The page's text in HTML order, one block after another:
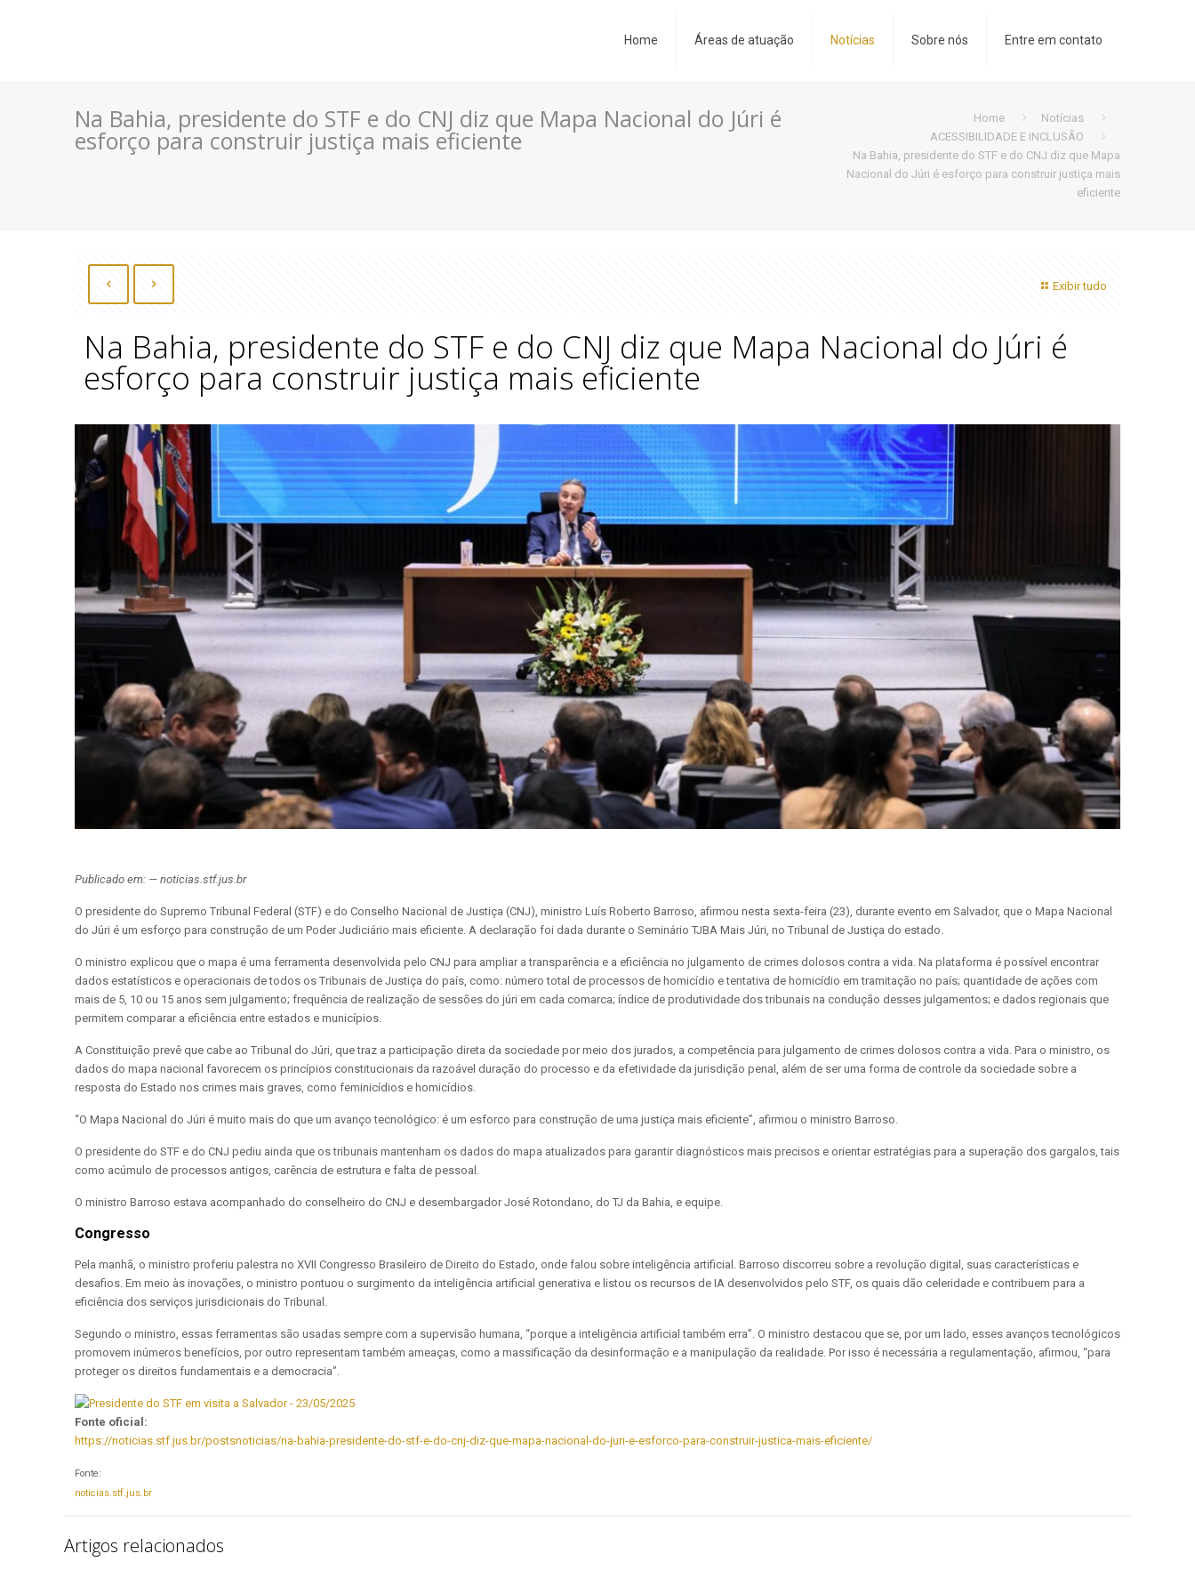
Home Áreas de atuação Notícias Sobre nós Entre em contato
Na Bahia, presidente do STF e do CNJ diz que Mapa Nacional do Júri é
esforço para construir justiça mais eficiente
Home
Notícias
ACESSIBILIDADE E INCLUSÃO
Na Bahia, presidente do STF e do CNJ diz que Mapa
Nacional do Júri é esforço para construir justiça mais
eficiente
Exibir tudo
Na Bahia, presidente do STF e do CNJ diz que Mapa Nacional do Júri é
esforço para construir justiça mais eficiente
Publicado em: — noticias.stf.jus.br
O presidente do Supremo Tribunal Federal (STF) e do Conselho Nacional de Justiça (CNJ), ministro Luís Roberto Barroso, afirmou nesta sexta-feira (23), durante evento em Salvador, que o Mapa Nacional
do Júri é um esforço para construção de um Poder Judiciário mais eficiente. A declaração foi dada durante o Seminário TJBA Mais Júri, no Tribunal de Justiça do estado.
O ministro explicou que o mapa é uma ferramenta desenvolvida pelo CNJ para ampliar a transparência e a eficiência no julgamento de crimes dolosos contra a vida. Na plataforma é possível encontrar
dados estatísticos e operacionais de todos os Tribunais de Justiça do país, como: número total de processos de homicídio e tentativa de homicídio em tramitação no país; quantidade de ações com
mais de 5, 10 ou 15 anos sem julgamento; frequência de realização de sessões do júri em cada comarca; índice de produtividade dos tribunais na condução desses julgamentos; e dados regionais que
permitem comparar a eficiência entre estados e municípios.
A Constituição prevê que cabe ao Tribunal do Júri, que traz a participação direta da sociedade por meio dos jurados, a competência para julgamento de crimes dolosos contra a vida. Para o ministro, os
dados do mapa nacional favorecem os princípios constitucionais da razoável duração do processo e da efetividade da jurisdição penal, além de ser uma forma de controle da sociedade sobre a
resposta do Estado nos crimes mais graves, como feminicídios e homicídios.
“O Mapa Nacional do Júri é muito mais do que um avanço tecnológico: é um esforco para construção de uma justiça mais eficiente”, afirmou o ministro Barroso.
O presidente do STF e do CNJ pediu ainda que os tribunais mantenham os dados do mapa atualizados para garantir diagnósticos mais precisos e orientar estratégias para a superação dos gargalos, tais
como acúmulo de processos antigos, carência de estrutura e falta de pessoal.
O ministro Barroso estava acompanhado do conselheiro do CNJ e desembargador José Rotondano, do TJ da Bahia, e equipe.
Congresso
Pela manhã, o ministro proferiu palestra no XVII Congresso Brasileiro de Direito do Estado, onde falou sobre inteligência artificial. Barroso discorreu sobre a revolução digital, suas características e
desafios. Em meio às inovações, o ministro pontuou o surgimento da inteligência artificial generativa e listou os recursos de IA desenvolvidos pelo STF, os quais dão celeridade e contribuem para a
eficiência dos serviços jurisdicionais do Tribunal.
Segundo o ministro, essas ferramentas são usadas sempre com a supervisão humana, “porque a inteligência artificial também erra”. O ministro destacou que se, por um lado, esses avanços tecnológicos
promovem inúmeros benefícios, por outro representam também ameaças, como a massificação da desinformação e a manipulação da realidade. Por isso é necessária a regulamentação, afirmou, “para
proteger os direitos fundamentais e a democracia”.
Fonte oficial:
https://noticias.stf.jus.br/postsnoticias/na-bahia-presidente-do-stf-e-do-cnj-diz-que-mapa-nacional-do-juri-e-esforco-para-construir-justica-mais-eficiente/
Fonte:
noticias.stf.jus.br
Artigos relacionados